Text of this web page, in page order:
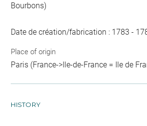
Bourbons)
Date de création/fabrication : 1783 -
Place of origin
Paris (France->Ile-de-France = Ile de
HISTORY